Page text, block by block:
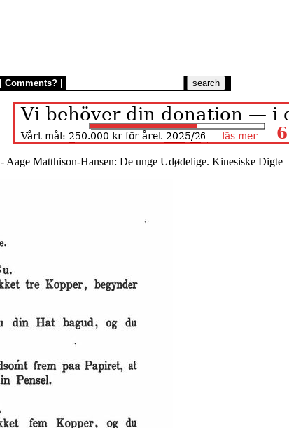
Comments?
- Aage Matthison-Hansen: De unge Udødelige. Kinesiske Digte